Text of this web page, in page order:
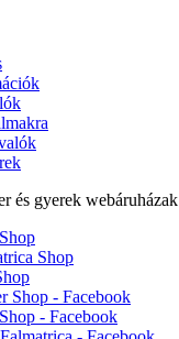
és gyerek webáruházak
Shop
Shop - Facebook
- Facebook